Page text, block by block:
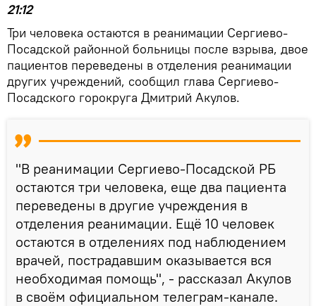
21:12
Три человека остаются в реанимации Сергиево-
Посадской районной больницы после взрыва, двое
пациентов переведены в отделения реанимации
других учреждений, сообщил глава Сергиево-
Посадского горокруга Дмитрий Акулов.
"В реанимации Сергиево-Посадской РБ
остаются три человека, еще два пациента
переведены в другие учреждения в
отделения реанимации. Ещё 10 человек
остаются в отделениях под наблюдением
врачей, пострадавшим оказывается вся
необходимая помощь", - рассказал Акулов
в своём официальном телеграм-канале.